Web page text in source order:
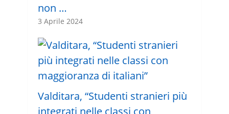
non …
3 Aprile 2024
Valditara, “Studenti stranieri più
integrati nelle classi con